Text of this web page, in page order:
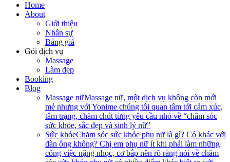
Home
About
Giới thiệu
Nhân sự
Bảng giá
Gói dịch vụ
Massage
Làm đẹp
Booking
Blog
Massage nữMassage nữ, một dịch vụ không còn mới
mẻ nhưng với Yonime chúng tôi quan tâm tới cảm xúc,
tâm trạng, chăm chút từng yêu cầu nhỏ về “chăm sóc
sức khỏe, sắc đẹp và sinh lý nữ”
Sức khỏeChăm sóc sức khỏe phụ nữ là gì? Có khác với
đàn ông không? Chị em phụ nữ ít khi phải làm những
công việc nặng nhọc, cơ bắp nên rõ ràng nói về chăm